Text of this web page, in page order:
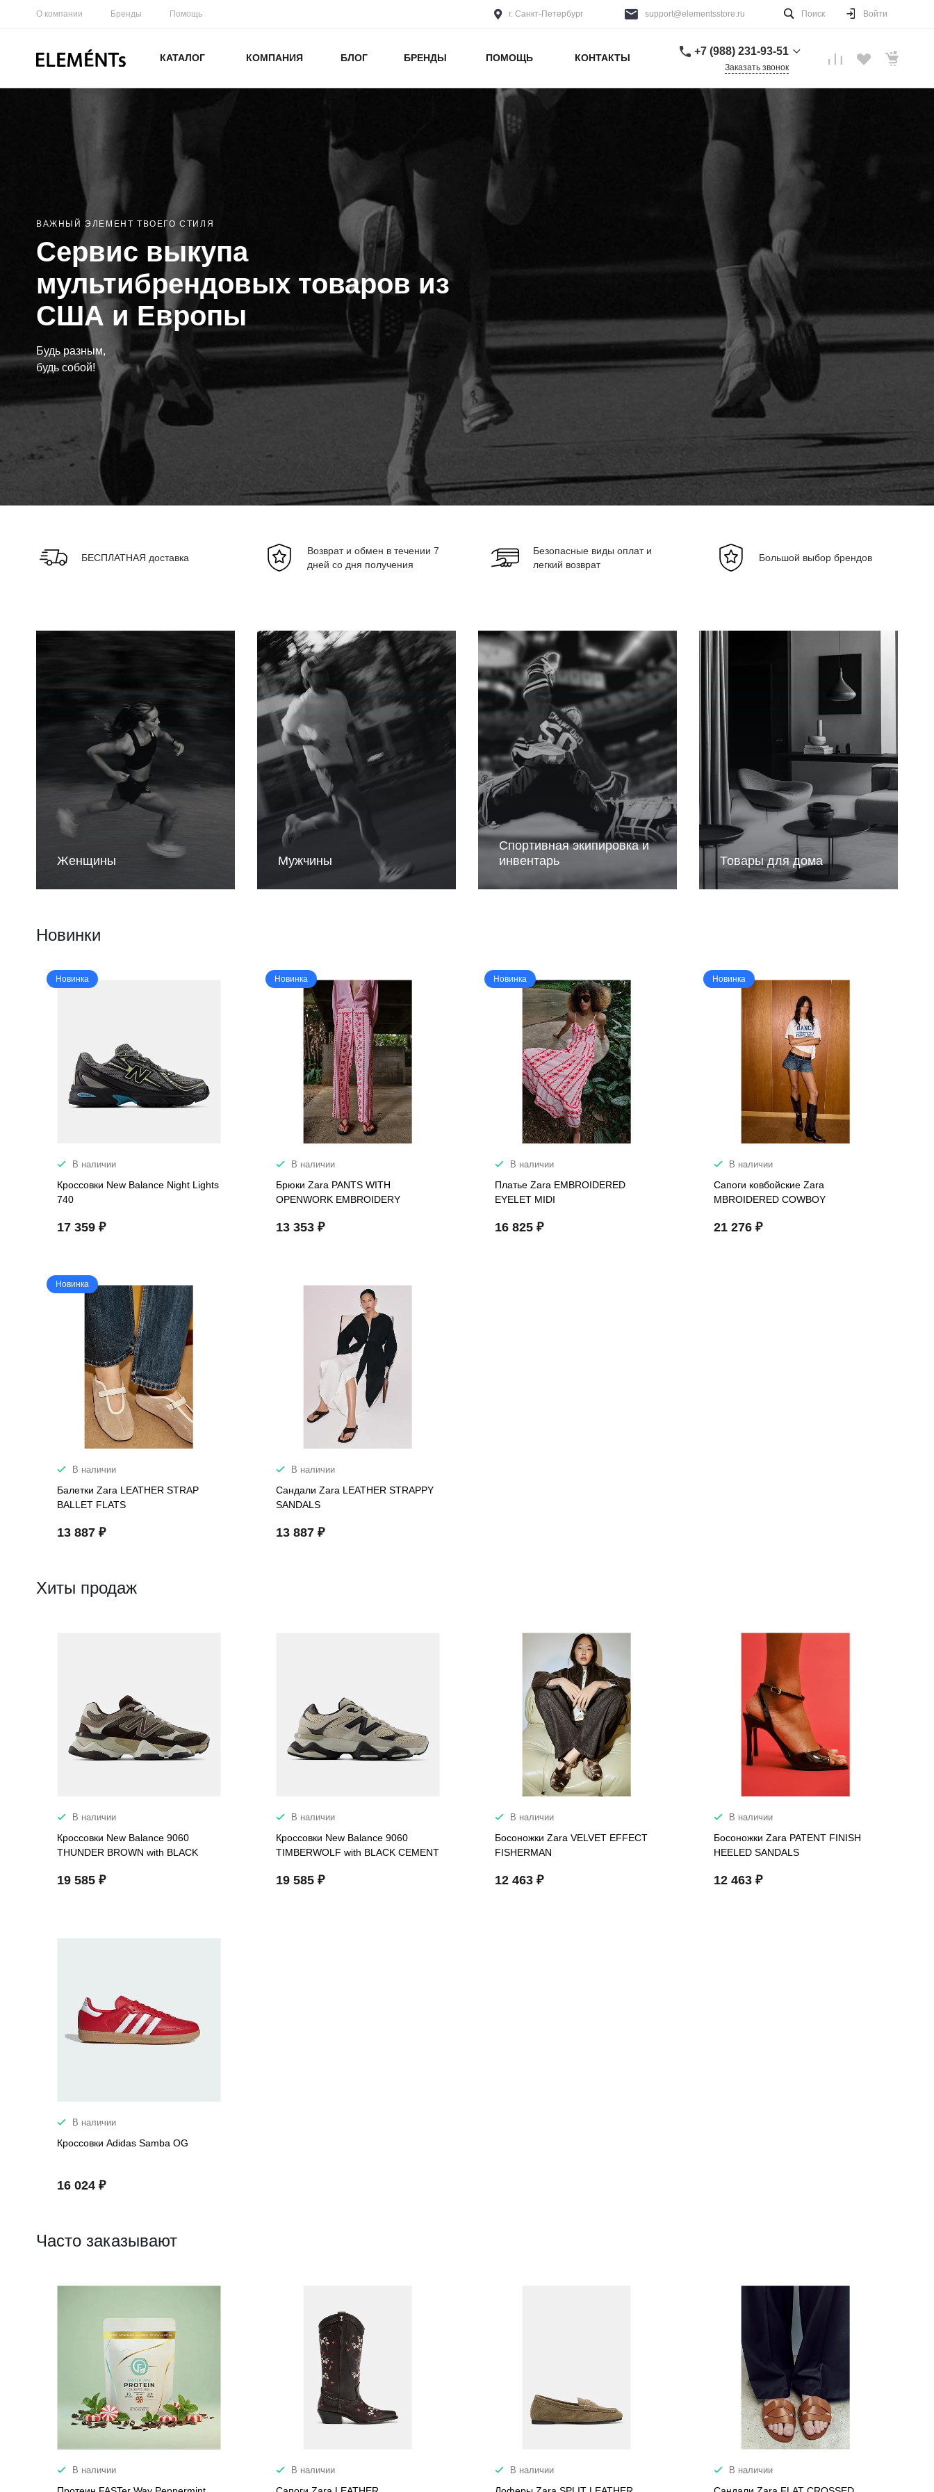
О компании Бренды Помощь г. Санкт-Петербург support@elementsstore.ru Поиск Войти
КАТАЛОГ КОМПАНИЯ БЛОГ БРЕНДЫ ПОМОЩЬ КОНТАКТЫ
+7 (988) 231-93-51
+7 (988) 231-93-51
г. Санкт-Петербург
support@elementsstore.ru
Заказать звонок
ВАЖНЫЙ ЭЛЕМЕНТ ТВОЕГО СТИЛЯ
Сервис выкупа
мультибрендовых товаров из
США и Европы
Будь разным,
будь собой!
БЕСПЛАТНАЯ доставка
Возврат и обмен в течении 7
дней со дня получения
Безопасные виды оплат и
легкий возврат
Большой выбор брендов
Женщины Мужчины
Спортивная экипировка и
инвентарь
Товары для дома
Новинки
Новинка
В наличии
Кроссовки New Balance Night Lights
740
17 359 ₽
Новинка
В наличии
Брюки Zara PANTS WITH
OPENWORK EMBROIDERY
13 353 ₽
Новинка
В наличии
Платье Zara EMBROIDERED
EYELET MIDI
16 825 ₽
Новинка
В наличии
Сапоги ковбойские Zara
MBROIDERED COWBOY
21 276 ₽
Новинка
В наличии
Балетки Zara LEATHER STRAP
BALLET FLATS
13 887 ₽
В наличии
Сандали Zara LEATHER STRAPPY
SANDALS
13 887 ₽
Хиты продаж
В наличии
Кроссовки New Balance 9060
THUNDER BROWN with BLACK
19 585 ₽
В наличии
Кроссовки New Balance 9060
TIMBERWOLF with BLACK CEMENT
19 585 ₽
В наличии
Босоножки Zara VELVET EFFECT
FISHERMAN
12 463 ₽
В наличии
Босоножки Zara PATENT FINISH
HEELED SANDALS
12 463 ₽
В наличии
Кроссовки Adidas Samba OG
16 024 ₽
Часто заказывают
В наличии В наличии В наличии В наличии